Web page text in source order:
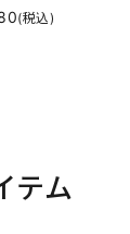
(税込)
テム